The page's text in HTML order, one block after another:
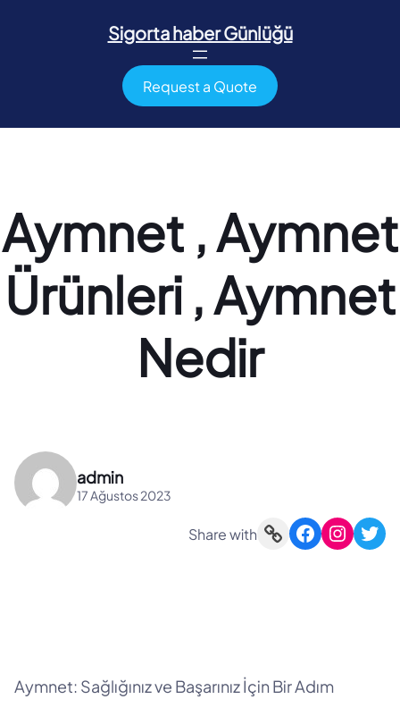
Sigorta haber Günlüğü
Request a Quote
Aymnet , Aymnet
Ürünleri , Aymnet
Nedir
admin
17 Ağustos 2023
Share with Link Facebook Instagram Twitter
Aymnet: Sağlığınız ve Başarınız İçin Bir Adım